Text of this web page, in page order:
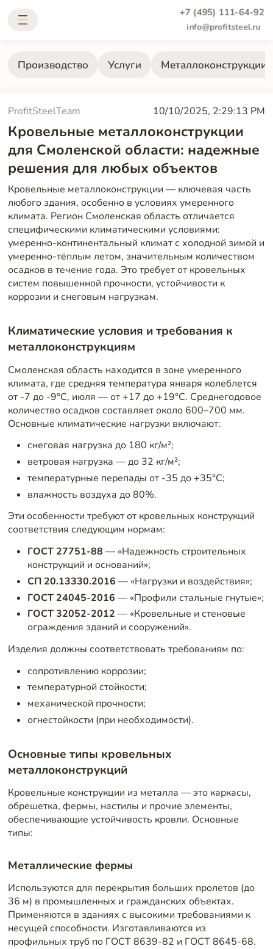
+7 (495) 111-64-92
info@profitsteel.ru
Производство Услуги Металлоконструкции
ProfitSteelTeam 10/10/2025, 2:29:13 PM
Кровельные металлоконструкции
для Смоленской области: надежные
решения для любых объектов
Кровельные металлоконструкции — ключевая часть
любого здания, особенно в условиях умеренного
климата. Регион Смоленская область отличается
специфическими климатическими условиями:
умеренно-континентальный климат с холодной зимой и
умеренно-тёплым летом, значительным количеством
осадков в течение года. Это требует от кровельных
систем повышенной прочности, устойчивости к
коррозии и снеговым нагрузкам.
Климатические условия и требования к
металлоконструкциям
Смоленская область находится в зоне умеренного
климата, где средняя температура января колеблется
от -7 до -9°C, июля — от +17 до +19°C. Среднегодовое
количество осадков составляет около 600–700 мм.
Основные климатические нагрузки включают:
снеговая нагрузка до 180 кг/м²;
ветровая нагрузка — до 32 кг/м²;
температурные перепады от -35 до +35°C;
влажность воздуха до 80%.
Эти особенности требуют от кровельных конструкций
соответствия следующим нормам:
ГОСТ 27751-88 — «Надежность строительных
конструкций и оснований»;
СП 20.13330.2016 — «Нагрузки и воздействия»;
ГОСТ 24045-2016 — «Профили стальные гнутые»;
ГОСТ 32052-2012 — «Кровельные и стеновые
ограждения зданий и сооружений».
Изделия должны соответствовать требованиям по:
сопротивлению коррозии;
температурной стойкости;
механической прочности;
огнестойкости (при необходимости).
Основные типы кровельных
металлоконструкций
Кровельные конструкции из металла — это каркасы,
обрешетка, фермы, настилы и прочие элементы,
обеспечивающие устойчивость кровли. Основные
типы:
Металлические фермы
Используются для перекрытия больших пролетов (до
36 м) в промышленных и гражданских объектах.
Применяются в зданиях с высокими требованиями к
несущей способности. Изготавливаются из
профильных труб по ГОСТ 8639-82 и ГОСТ 8645-68.